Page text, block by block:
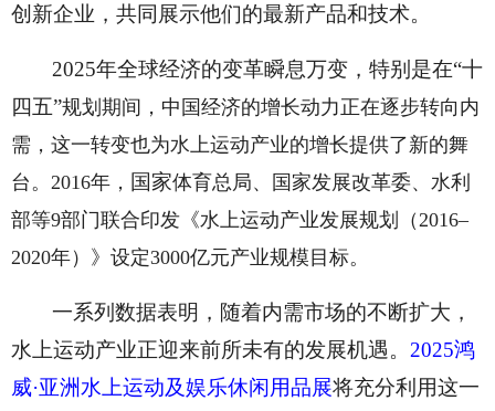
创新企业，共同展示他们的最新产品和技术。
2025年全球经济的变革瞬息万变，特别是在“十
四五”规划期间，中国经济的增长动力正在逐步转向内
需，这一转变也为水上运动产业的增长提供了新的舞
台。2016年， 国家体育总局、国家发展改革委、水利
部等9部门联合印发《水上运动产业发展规划（2016–
2020年）》设定3000亿元产业规模目标。
一系列数据表明，随着内需市场的不断扩大，
水上运动产业正迎来前所未有的发展机遇。 2025鸿
威·亚洲水上运动及娱乐休闲用品展将充分利用这一